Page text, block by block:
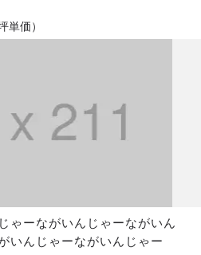
単価）
ゃーながいんじゃーながいん
いんじゃーながいんじゃー